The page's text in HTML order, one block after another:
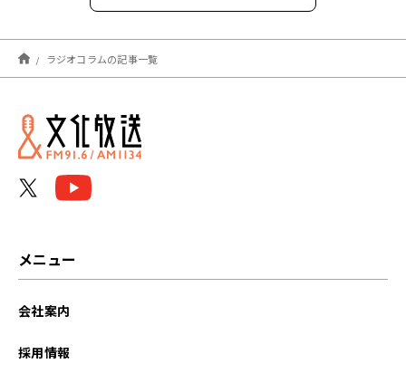
2025年12月
2025年11月
2025年10月
ラジオコラムの記事一覧
メニュー
会社案内
採用情報